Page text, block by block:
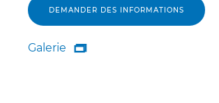
DEMANDER DES INFORMATIONS
Galerie
Galerie
